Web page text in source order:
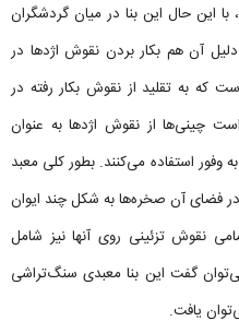
این حال این بنا در میان گردشگران
آن هم بکار بردن نقوش اژدها در
که به تقلید از نقوش بکار رفته در
چینی‌ها از نقوش اژدها به عنوان
وفور استفاده می‌کنند. بطور کلی معبد
فضای آن صخره‌ها به شکل چند ایوان
نقوش تزئینی روی آنها نیز شامل
گفت این بنا معبدی سنگ‌تراشی
یافت.